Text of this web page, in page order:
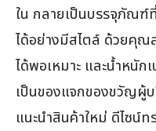
ใน กลายเป็นบรรจุภัณฑ์
ได้อย่างมีสไตล์ ด้วยคุ
ได้พอเหมาะ และน้ำหนัก
เป็นของแจกของขวัญผู้
แนะนำสินค้าใหม่ ดีไซน์